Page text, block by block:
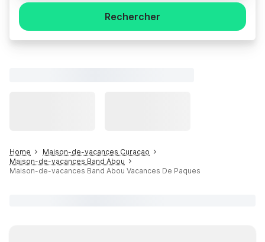
Rechercher
Home
Maison-de-vacances Curacao
Maison-de-vacances Band Abou
Maison-de-vacances Band Abou Vacances De Paques